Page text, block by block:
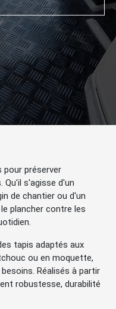
pour préserver
Qu'il s'agisse d'un
de chantier ou d'un
plancher contre les
tapis adaptés aux
ou en moquette,
Réalisés à partir
robustesse, durabilité